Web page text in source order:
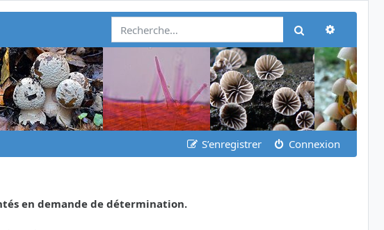
Rechercher
S’enregistrer Connexion
en demande de détermination.